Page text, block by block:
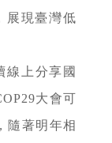
展現臺灣低
線上分享國
大會可
隨著明年相